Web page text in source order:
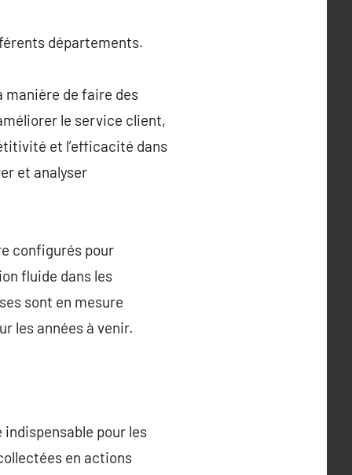
départements.
manière de faire des
le service client,
et l’efficacité dans
et analyser
configurés pour
fluide dans les
sont en mesure
les années à venir.
indispensable pour les
en actions